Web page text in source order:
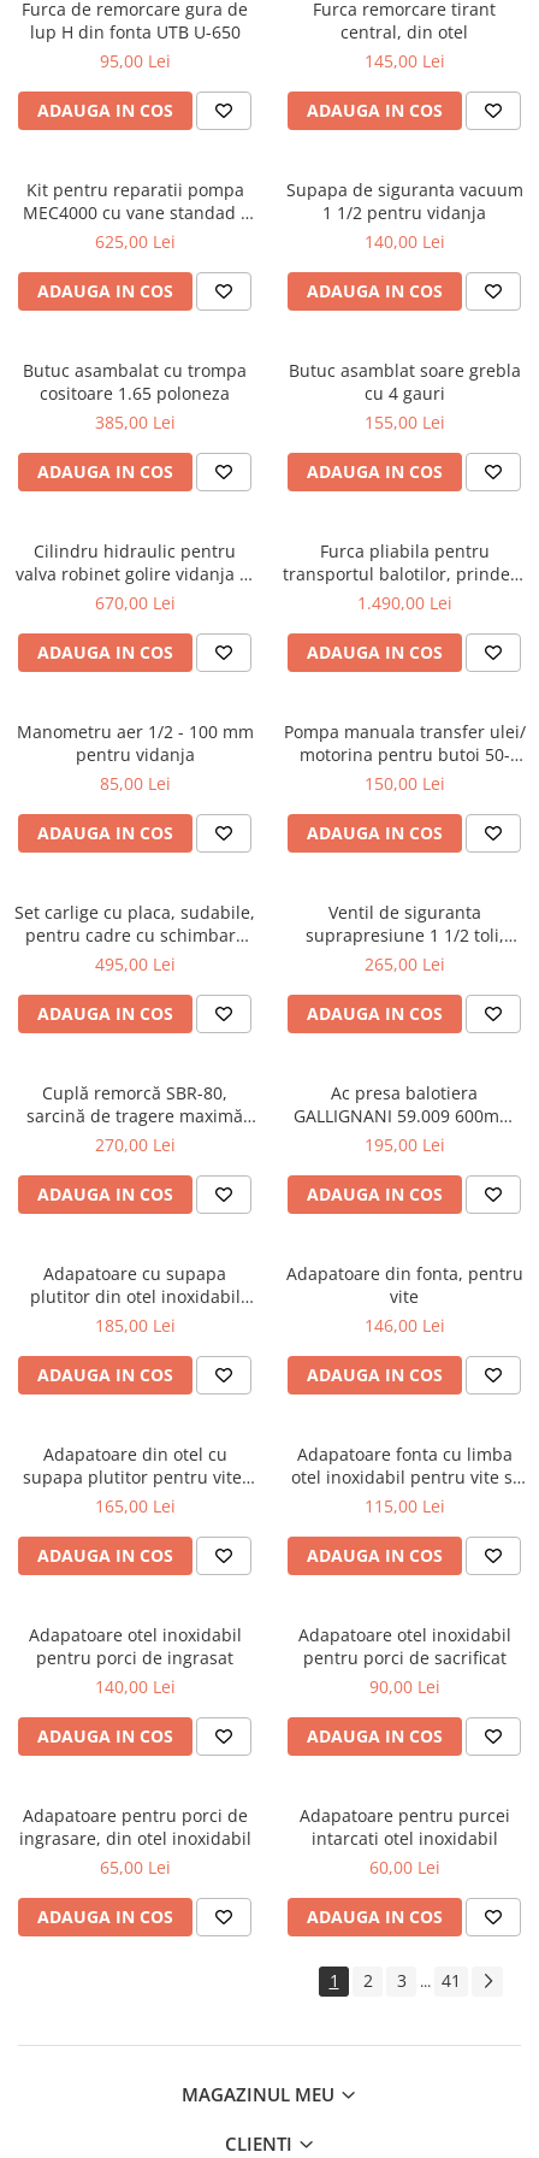
Furca de remorcare gura de
lup H din fonta UTB U-650
95,00 Lei
ADAUGA IN COS
Furca remorcare tirant
central, din otel
145,00 Lei
ADAUGA IN COS
Kit pentru reparatii pompa
MEC4000 cu vane standad -
Battioni Pagani
625,00 Lei
ADAUGA IN COS
Supapa de siguranta vacuum
1 1/2 pentru vidanja
140,00 Lei
ADAUGA IN COS
Butuc asambalat cu trompa
cositoare 1.65 poloneza
385,00 Lei
ADAUGA IN COS
Butuc asamblat soare grebla
cu 4 gauri
155,00 Lei
ADAUGA IN COS
Cilindru hidraulic pentru
valva robinet golire vidanja 4,
5 sau 6 toli, cu dubla[...]
670,00 Lei
ADAUGA IN COS
Furca pliabila pentru
transportul balotilor, prindere
in tiranti
1.490,00 Lei
ADAUGA IN COS
Manometru aer 1/2 - 100 mm
pentru vidanja
85,00 Lei
ADAUGA IN COS
Pompa manuala transfer ulei/
motorina pentru butoi 50-
200L
150,00 Lei
ADAUGA IN COS
Set carlige cu placa, sudabile,
pentru cadre cu schimbare
rapida Euro-Norm cupa/[...]
495,00 Lei
ADAUGA IN COS
Ventil de siguranta
suprapresiune 1 1/2 toli,
pentru vidanja
265,00 Lei
ADAUGA IN COS
Cuplă remorcă SBR-80,
sarcină de tragere maximă
8000 kg
270,00 Lei
ADAUGA IN COS
Ac presa balotiera
GALLIGNANI 59.009 600mm
fonta
195,00 Lei
ADAUGA IN COS
Adapatoare cu supapa
plutitor din otel inoxidabil
pentru vite, cai, oi si capre
185,00 Lei
ADAUGA IN COS
Adapatoare din fonta, pentru
vite
146,00 Lei
ADAUGA IN COS
Adapatoare din otel cu
supapa plutitor pentru vite,
cai, oi si capre
165,00 Lei
ADAUGA IN COS
Adapatoare fonta cu limba
otel inoxidabil pentru vite si
cai
115,00 Lei
ADAUGA IN COS
Adapatoare otel inoxidabil
pentru porci de ingrasat
140,00 Lei
ADAUGA IN COS
Adapatoare otel inoxidabil
pentru porci de sacrificat
90,00 Lei
ADAUGA IN COS
Adapatoare pentru porci de
ingrasare, din otel inoxidabil
65,00 Lei
ADAUGA IN COS
Adapatoare pentru purcei
intarcati otel inoxidabil
60,00 Lei
ADAUGA IN COS
1 2 3 ... 41
MAGAZINUL MEU
CLIENTI